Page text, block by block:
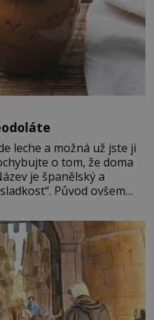
leche a možná už jste ji
o tom, že doma
je španělský a
Původ ovšem
zemí a k tomu